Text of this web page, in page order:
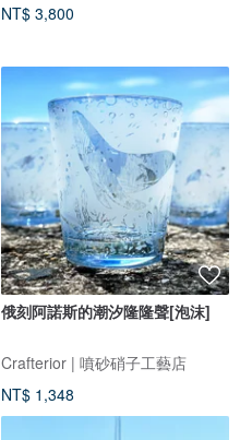
NT$ 3,800
俄刻阿諾斯的潮汐隆隆聲[泡沫]
Crafterior | 噴砂硝子工藝店
NT$ 1,348